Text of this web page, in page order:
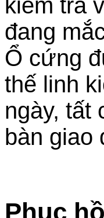
đang
Ổ cứng
thế linh
ngày, tất
bàn giao
Phục